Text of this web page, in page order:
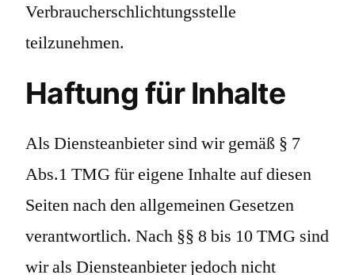
Verbraucherschlichtungsstelle
teilzunehmen.
Haftung für Inhalte
Als Diensteanbieter sind wir gemäß § 7
Abs.1 TMG für eigene Inhalte auf diesen
Seiten nach den allgemeinen Gesetzen
verantwortlich. Nach §§ 8 bis 10 TMG sind
wir als Diensteanbieter jedoch nicht